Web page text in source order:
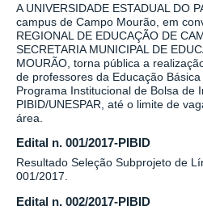
A UNIVERSIDADE ESTADUAL DO
campus de Campo Mourão, em
REGIONAL DE EDUCAÇÃO DE
SECRETARIA MUNICIPAL DE
MOURÃO, torna pública a
de professores da Educação
Programa Institucional de Bolsa de
PIBID/UNESPAR, até o limite de
área.
Edital n. 001/2017-PIBID
Resultado Seleção Subprojeto de
001/2017.
Edital n. 002/2017-PIBID